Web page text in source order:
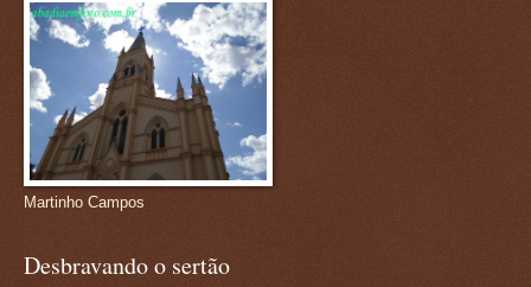
Martinho Campos
Desbravando o sertão